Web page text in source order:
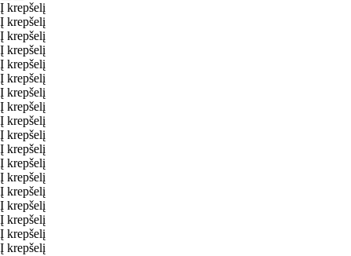
Į krepšelį
Į krepšelį
Į krepšelį
Į krepšelį
Į krepšelį
Į krepšelį
Į krepšelį
Į krepšelį
Į krepšelį
Į krepšelį
Į krepšelį
Į krepšelį
Į krepšelį
Į krepšelį
Į krepšelį
Į krepšelį
Į krepšelį
Į krepšelį